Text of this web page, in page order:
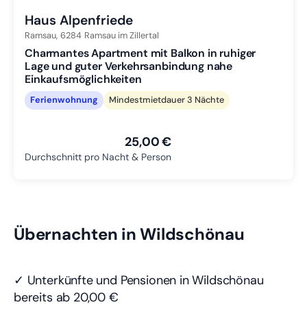
Haus Alpenfriede
Ramsau, 6284 Ramsau im Zillertal
Charmantes Apartment mit Balkon in ruhiger
Lage und guter Verkehrsanbindung nahe
Einkaufsmöglichkeiten
Ferienwohnung Mindestmietdauer 3 Nächte
25,00 €
Durchschnitt pro Nacht & Person
Übernachten in Wildschönau
✓ Unterkünfte und Pensionen in Wildschönau
bereits ab 20,00 €